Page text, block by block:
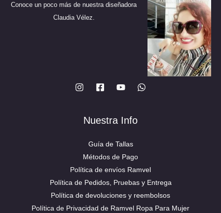
Conoce un poco más de nuestra diseñadora
Claudia Vélez.
Nuestra Info
Guía de Tallas
Métodos de Pago
Política de envíos Ramvel
Política de Pedidos, Pruebas y Entrega
Política de devoluciones y reembolsos
Política de Privacidad de Ramvel Ropa Para Mujer